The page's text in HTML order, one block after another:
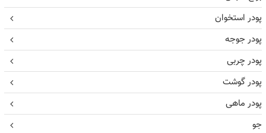
پودر استخوان
پودر جوجه
پودر چربی
پودر گوشت
پودر ماهی
جو